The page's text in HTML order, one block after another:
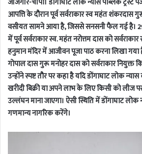
आपत्ति के दौरान पूर्व सर्वराकार स्व महंत शंकरदास
वसीयत सामने आया है, जिससे सनसनी फैल गई है।
में पूर्व सर्वराकार स्व. महंत नरोत्तम दास को
हनुमान मंदिर में आजीवन पूजा पाठ करना लिखा
गोपाल दास गुरू मनोहर दास को सर्वराकार नियुक्त
उन्होंने स्पष्ट तौर पर कहा है यदि डोंगाघाट लोक
खरीदी बिक्री या अपने लाभ के लिए किसी को लीज
उल्लंघन माना जाएगा। ऐसी स्थिति में डोंगाघाट
गणमान्य नागरिक करेंगे।